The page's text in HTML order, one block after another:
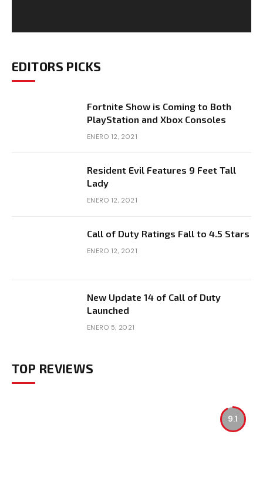
EDITORS PICKS
Fortnite Show is Coming to Both
PlayStation and Xbox Consoles
ENERO 12, 2021
Resident Evil Features 9 Feet Tall
Lady
ENERO 12, 2021
Call of Duty Ratings Fall to 4.5 Stars
ENERO 12, 2021
New Update 14 of Call of Duty
Launched
ENERO 5, 2021
TOP REVIEWS
9.1